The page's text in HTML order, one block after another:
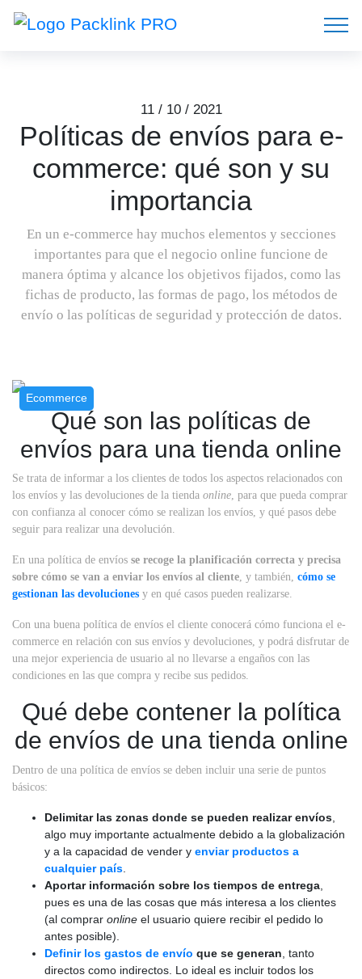
11 / 10 / 2021
Políticas de envíos para e-
commerce: qué son y su
importancia
En un e-commerce hay muchos elementos y secciones
importantes para que el negocio online funcione de
manera óptima y alcance los objetivos fijados, como las
fichas de producto, las formas de pago, los métodos de
envío o las políticas de seguridad y protección de datos.
Ecommerce
Qué son las políticas de
envíos para una tienda online
Se trata de informar a los clientes de todos los aspectos relacionados con
los envíos y las devoluciones de la tienda online , para que pueda comprar
con confianza al conocer cómo se realizan los envíos, y qué pasos debe
seguir para realizar una devolución.
En una política de envíos se recoge la planificación correcta y precisa
sobre cómo se van a enviar los envíos al cliente , y también, cómo se
gestionan las devoluciones y en qué casos pueden realizarse.
Con una buena política de envíos el cliente conocerá cómo funciona el e-
commerce en relación con sus envíos y devoluciones, y podrá disfrutar de
una mejor experiencia de usuario al no llevarse a engaños con las
condiciones en las que compra y recibe sus pedidos.
Qué debe contener la política
de envíos de una tienda online
Dentro de una política de envíos se deben incluir una serie de puntos
básicos:
Delimitar las zonas donde se pueden realizar envíos
algo muy importante actualmente debido a la globalización
y a la capacidad de vender y enviar productos a
cualquier país
Aportar información sobre los tiempos de entrega
pues es una de las cosas que más interesa a los clientes
(al comprar online el usuario quiere recibir el pedido lo
antes posible).
Definir los gastos de envío que se generan , tanto
directos como indirectos. Lo ideal es incluir todos los